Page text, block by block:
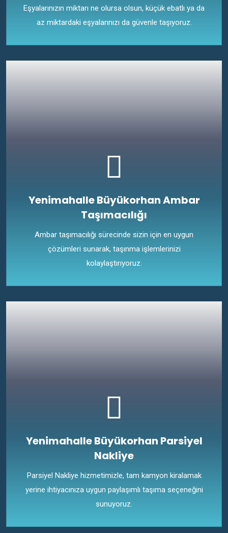
Eşyalarınızın miktarı ne olursa olsun, küçük ebatlı ya da
az miktardaki eşyalarınızı da güvenle taşıyoruz.
Yenimahalle Büyükorhan Ambar
Taşımacılığı
Ambar taşımacılığı sürecinde sizin için en uygun
çözümleri sunarak, taşınma işlemlerinizi
kolaylaştırıyoruz.
Yenimahalle Büyükorhan Parsiyel
Nakliye
Parsiyel Nakliye hizmetimizle, tam kamyon kiralamak
yerine ihtiyacınıza uygun paylaşımlı taşıma seçeneğini
sunuyoruz.